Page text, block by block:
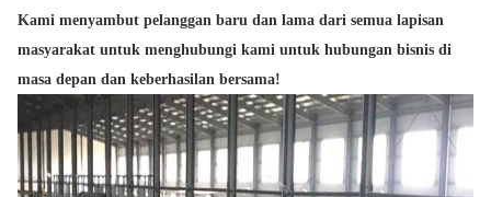
Kami menyambut pelanggan baru dan lama dari semua lapisan
masyarakat untuk menghubungi kami untuk hubungan bisnis di
masa depan dan keberhasilan bersama!